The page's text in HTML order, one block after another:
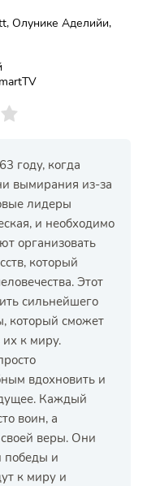
Олунике Аделийи,
году, когда
вымирания из-за
лидеры
и необходимо
организовать
который
Этот
сильнейшего
который сможет
к миру.
вдохновить и
Каждый
воин, а
веры. Они
победы и
к миру и